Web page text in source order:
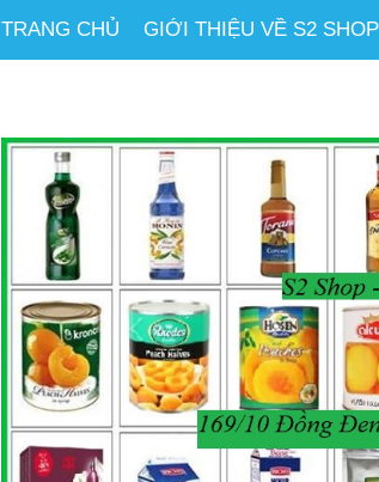
TRANG CHỦ GIỚI THIỆU VỀ S2 SHOP